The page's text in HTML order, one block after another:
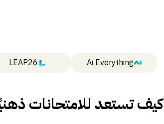
Ai Everything
LEAP26
كيف تستعد للامتحانات